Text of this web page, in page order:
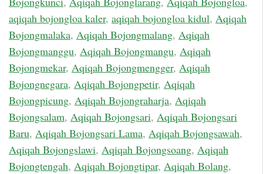
aqiqah bojongloa kaler, aqiqah bojongloa kidul, Aqiqah
Bojongmalaka, Aqiqah Bojongmalang, Aqiqah
Bojongmanggu, Aqiqah Bojongmangu, Aqiqah
Bojongmekar, Aqiqah Bojongmengger, Aqiqah
Bojongnegara, Aqiqah Bojongpetir, Aqiqah
Bojongpicung, Aqiqah Bojongraharja, Aqiqah
Bojongsalam, Aqiqah Bojongsari, Aqiqah Bojongsari
Baru, Aqiqah Bojongsari Lama, Aqiqah Bojongsawah,
Aqiqah Bojongslawi, Aqiqah Bojongsoang, Aqiqah
Bojongtengah, Aqiqah Bojongtipar, Aqiqah Bolang,